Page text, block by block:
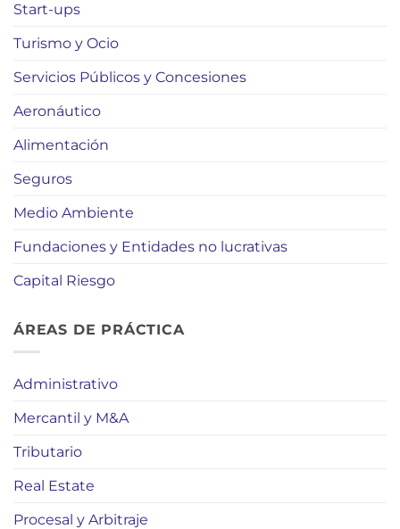
Start-ups
Turismo y Ocio
Servicios Públicos y Concesiones
Aeronáutico
Alimentación
Seguros
Medio Ambiente
Fundaciones y Entidades no lucrativas
Capital Riesgo
ÁREAS DE PRÁCTICA
Administrativo
Mercantil y M&A
Tributario
Real Estate
Procesal y Arbitraje